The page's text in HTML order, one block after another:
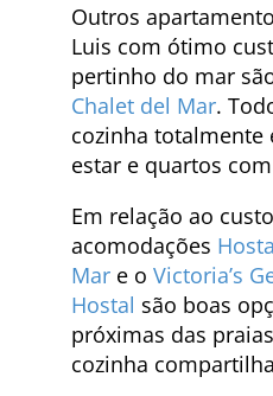
Outros
Luis com ótimo
pertinho do mar
Chalet del Mar.
cozinha totalmente
estar e quartos
Em relação ao
acomodações
Mar e o Victoria’s
Hostal são boas
próximas das
cozinha